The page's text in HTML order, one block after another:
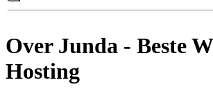
Over Junda - Beste
Hosting